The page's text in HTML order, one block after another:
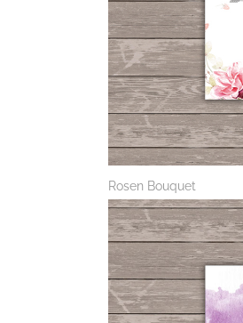
Rosen Bouquet